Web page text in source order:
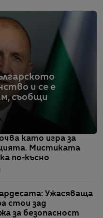
и се е
съобщи
като игра за
Мистиката
по-късно
Ужасяваща
стои зад
за безопасност